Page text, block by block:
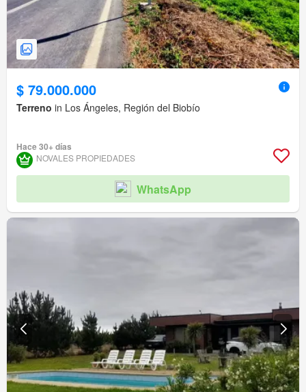
$ 79.000.000
Terreno in Los Ángeles, Región del Biobío
Hace 30+ días
NOVALES PROPIEDADES
WhatsApp